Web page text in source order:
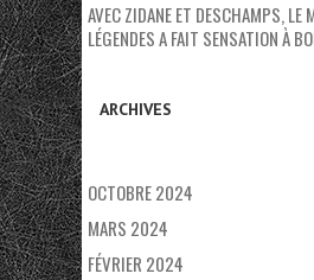
AVEC ZIDANE ET DESCHAMPS, LE
LÉGENDES A FAIT SENSATION À
ARCHIVES
OCTOBRE 2024
MARS 2024
FÉVRIER 2024